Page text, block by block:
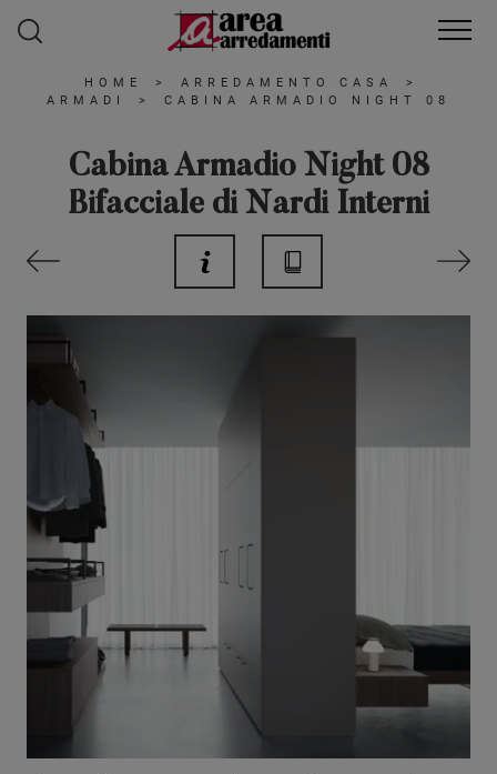
HOME > ARREDAMENTO CASA
>
ARMADI
> CABINA ARMADIO NIGHT 08
Cabina Armadio Night 08
Bifacciale di Nardi Interni